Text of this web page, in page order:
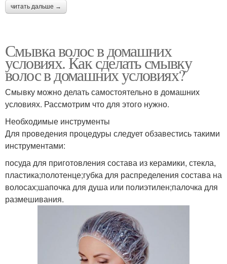
читать дальше →
Смывка волос в домашних
условиях. Как сделать смывку
волос в домашних условиях?
Смывку можно делать самостоятельно в домашних
условиях. Рассмотрим что для этого нужно.
Необходимые инструменты
Для проведения процедуры следует обзавестись такими
инструментами:
посуда для приготовления состава из керамики, стекла,
пластика;полотенце;губка для распределения состава на
волосах;шапочка для душа или полиэтилен;палочка для
размешивания.